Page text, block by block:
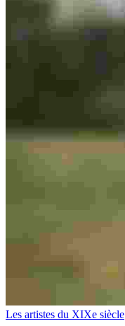
Les artistes du XIXe siècle